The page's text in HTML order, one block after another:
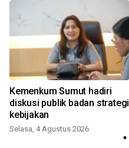
Kemenkum Sumut hadiri
diskusi publik badan strategi
kebijakan
Selasa, 4 Agustus 2026